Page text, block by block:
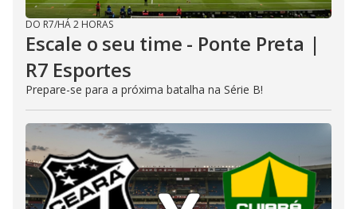
DO R7/HÁ 2 HORAS
Escale o seu time - Ponte Preta |
R7 Esportes
Prepare-se para a próxima batalha na Série B!